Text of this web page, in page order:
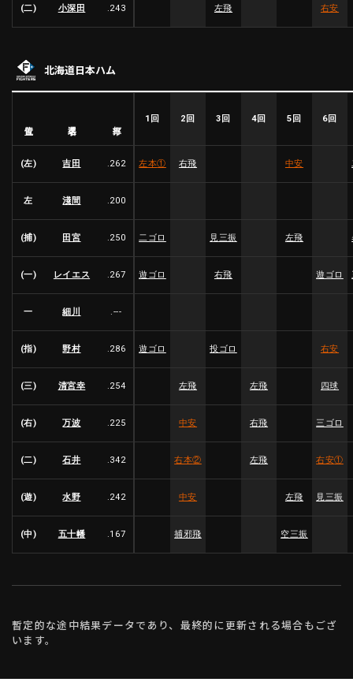
動画を検索（選手・チーム・プレー内容…）
(二) 小深田 .243 左飛 右安
北海道日本ハム
1回 2回 3回 4回 5回 6回
(左) 吉田 .262 左本① 右飛 中安
左 淺間 .200
(捕) 田宮 .250 二ゴロ 見三振 左飛
(一) レイエス .267 遊ゴロ 右飛 遊ゴロ
一 細川 .---
(指) 野村 .286 遊ゴロ 投ゴロ 右安
(三) 清宮幸 .254 左飛 左飛 四球
(右) 万波 .225 中安 右飛 三ゴロ
(二) 石井 .342 右本② 左飛 右安①
(遊) 水野 .242 中安 左飛 見三振
(中) 五十幡 .167 捕邪飛 空三振
暫定的な途中結果データであり、最終的に更新される場合もござ
います。